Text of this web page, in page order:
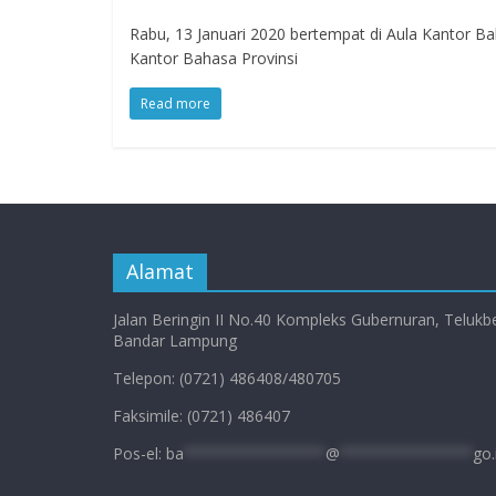
Rabu, 13 Januari 2020 bertempat di Aula Kantor
Kantor Bahasa Provinsi
Read more
Alamat
Jalan Beringin II No.40 Kompleks Gubernuran,
Bandar Lampung
Telepon: (0721) 486408/480705
Faksimile: (0721) 486407
Pos-el: ba @